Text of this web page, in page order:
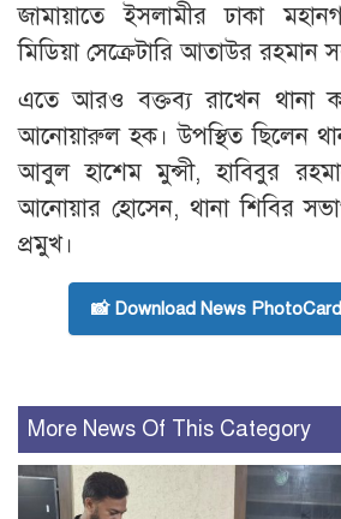
জামায়াতে ইসলামীর ঢাকা
মিডিয়া সেক্রেটারি আতাউর রহমান
এতে আরও বক্তব্য রাখেন থানা
আনোয়ারুল হক। উপস্থিত ছিলেন
আবুল হাশেম মুন্সী, হাবিবুর
আনোয়ার হোসেন, থানা শিবির
প্রমুখ।
📸 Download News
More News Of This Category